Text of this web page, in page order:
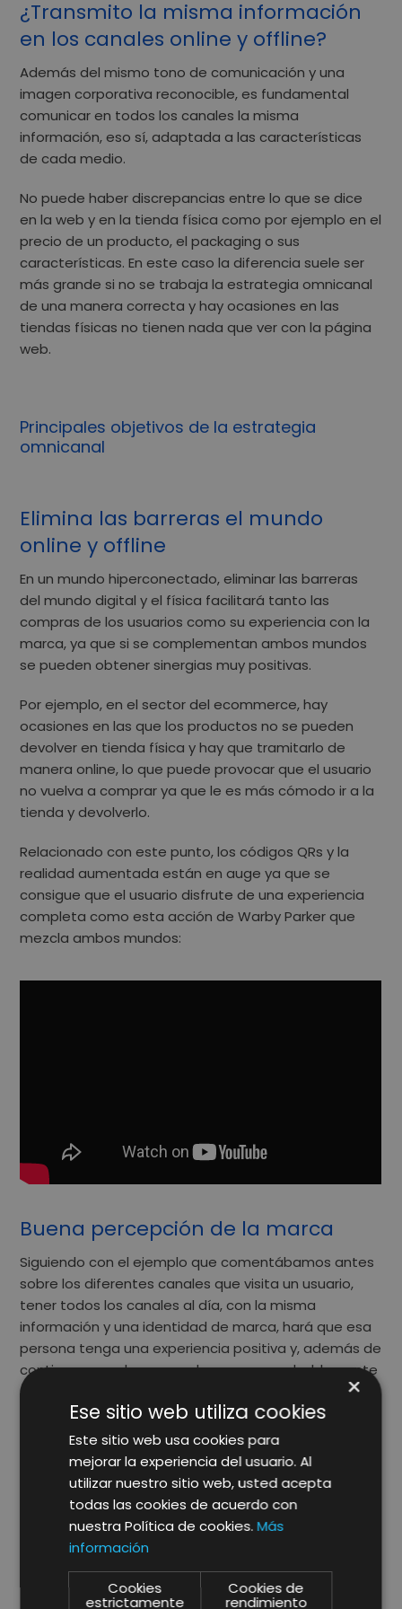
¿Transmito la misma información
en los canales online y offline?
Además del mismo tono de comunicación y una
imagen corporativa reconocible, es fundamental
comunicar en todos los canales la misma
información, eso sí, adaptada a las características
de cada medio.
No puede haber discrepancias entre lo que se dice
en la web y en la tienda física como por ejemplo en el
precio de un producto, el packaging o sus
características. En este caso la diferencia suele ser
más grande si no se trabaja la estrategia omnicanal
de una manera correcta yhay ocasiones en las
tiendas físicas no tienen nada que ver con la página
web.
Principales objetivos de la estrategia
omnicanal
Elimina las barreras el mundo
online y offline
En un mundo hiperconectado, eliminar las barreras
del mundo digital y el física facilitará tanto las
compras de los usuarios como su experiencia con la
marca, ya que si se complementan ambos mundos
se pueden obtener sinergias muy positivas.
Por ejemplo, en el sector del ecommerce, hay
ocasiones en las que los productos no se pueden
devolver en tienda física y hay que tramitarlo de
manera online, lo que puede provocar que el usuario
no vuelva a comprar ya que le es más cómodo ir a la
tienda y devolverlo.
Relacionado con este punto, los códigos QRs y la
realidad aumentada están en auge ya que se
consigue que el usuario disfrute de una experiencia
completa como esta acción de Warby Parker que
mezcla ambos mundos:
Buena percepción de la marca
Siguiendo con el ejemplo que comentábamos antes
sobre los diferentes canales que visita un usuario,
tener todos los canales al día, con la misma
información y una identidad de marca, hará que esa
persona tenga una experiencia positiva y, además de
continuar con el proceso de compra, probablemente
se convierta en un
Si se realiza una acción de comunicación global en
los diferentes canales de la empresa, es esencial
utilizar la misma estrategia e imagen para que el
público pueda
asociar todas estas acciones a la
. Por ejemplo,
si estamos realizando
publicidad en cartelería exterior tendremos que
×
Ese sitio web utiliza cookies
Este sitio web usa cookies para
mejorar la experiencia del usuario. Al
utilizar nuestro sitio web, usted acepta
todas las cookies de acuerdo con
nuestra Política de cookies.Más
información
Cookies
estrictamente
Cookies de
rendimiento